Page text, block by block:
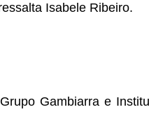
Isabele Ribeiro.
Gambiarra e